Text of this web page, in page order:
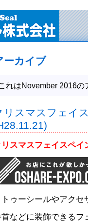
ーカイブ
れはNovember 2016の
リスマスフェイ
リスマスフェイスペイ
トゥーシールやアク
などに装飾できるフ